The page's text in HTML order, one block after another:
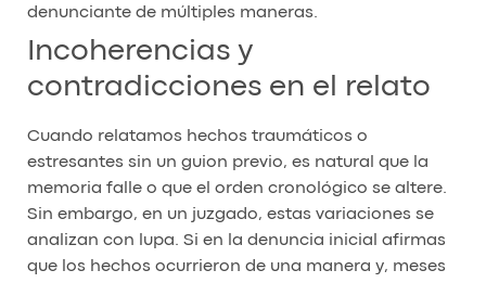
denunciante de múltiples maneras.
Incoherencias y
contradicciones en el relato
Cuando relatamos hechos traumáticos o
estresantes sin un guion previo, es natural que la
memoria falle o que el orden cronológico se altere.
Sin embargo, en un juzgado, estas variaciones se
analizan con lupa. Si en la denuncia inicial afirmas
que los hechos ocurrieron de una manera y, meses